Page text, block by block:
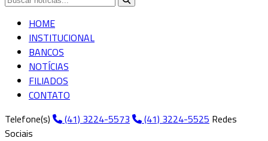
HOME
INSTITUCIONAL
BANCOS
NOTÍCIAS
FILIADOS
CONTATO
Telefone(s)
(41) 3224-5573 (41) 3224-5525 Redes
Sociais